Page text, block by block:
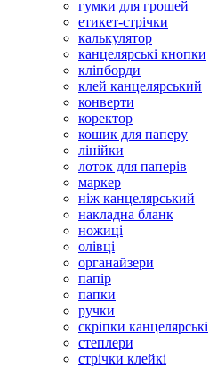
гумки для грошей
етикет-стрічки
калькулятор
канцелярські кнопки
кліпборди
клей канцелярський
конверти
коректор
кошик для паперу
лінійки
лоток для паперів
маркер
ніж канцелярський
накладна бланк
ножиці
олівці
органайзери
папір
папки
ручки
скріпки канцелярські
степлери
стрічки клейкі